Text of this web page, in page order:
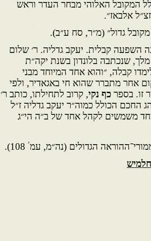
המקובל האלוהי מבחר העדר וראש
אלבאז״.
גדול״ (מ״ר, סח ע״ב).
השפעה קבלית. יעקב גדליה. ר׳ שלום
שנכתבה בלונדון בשנת יקה״ת
קבלה, ״והוא אחד המיוחד מבני
אחר מתברר שהוא חי באגאדיר, ולפי
זו. בספר כף נקי, קרוב לתחילתו, כותב ר׳
החכם הכולל כמוה״ר יעקב גדליה ז״ל
משמשים לקהל אחד של ב״ה הי״ג
הגדולים (נה״מ, עמ׳